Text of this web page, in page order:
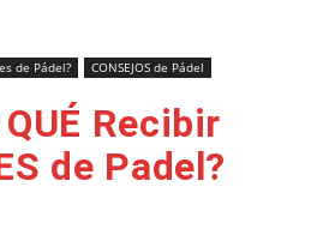
de Pádel? CONSEJOS de Pádel
QUÉ Recibir
de Padel?